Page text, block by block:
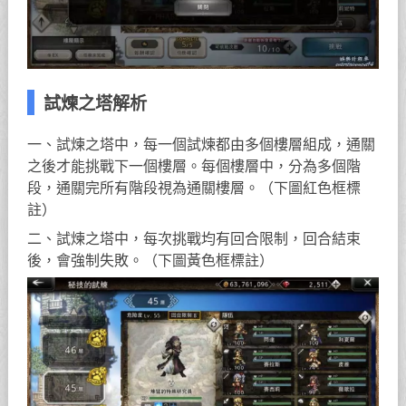
試煉之塔解析
一、試煉之塔中，每一個試煉都由多個樓層組成，通關
之後才能挑戰下一個樓層。每個樓層中，分為多個階
段，通關完所有階段視為通關樓層。（下圖紅色框標
註）
二、試煉之塔中，每次挑戰均有回合限制，回合結束
後，會強制失敗。（下圖黃色框標註）